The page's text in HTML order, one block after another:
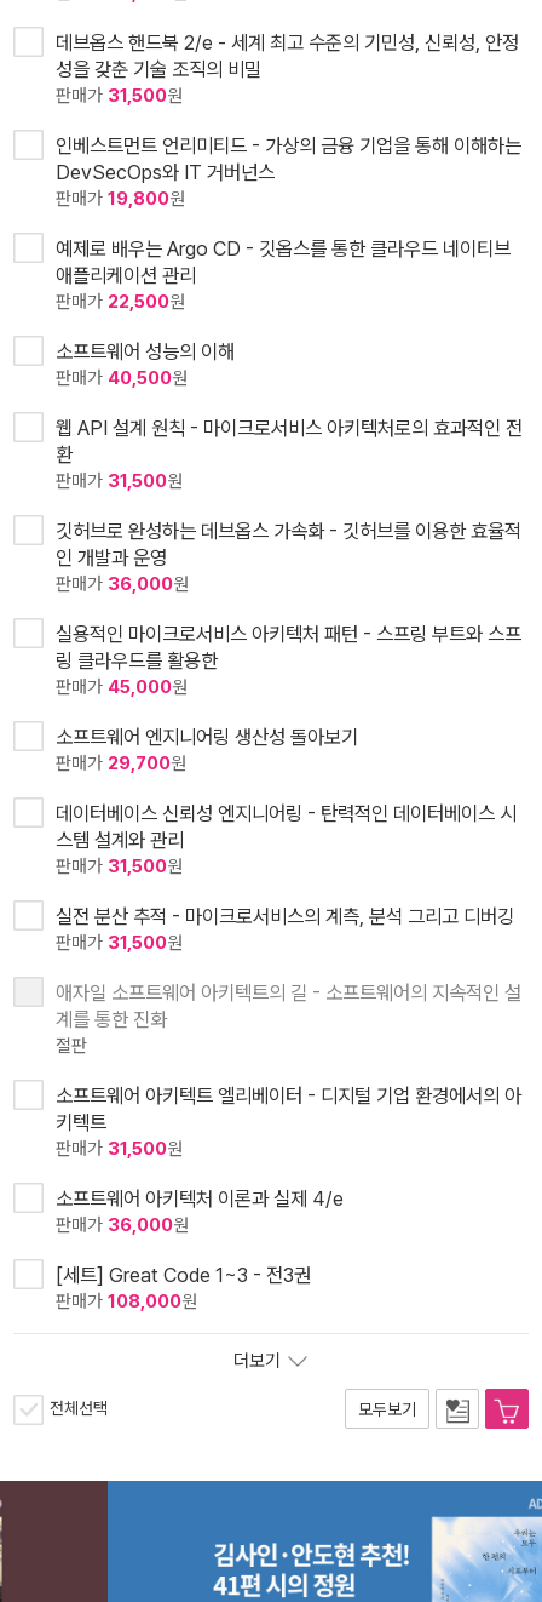
데브옵스 핸드북 2/e - 세계 최고 수준의 기민성, 신뢰성, 안정
성을 갖춘 기술 조직의 비밀
판매가 31,500원
인베스트먼트 언리미티드 - 가상의 금융 기업을 통해 이해하는
DevSecOps와 IT 거버넌스
판매가 19,800원
예제로 배우는 Argo CD - 깃옵스를 통한 클라우드 네이티브
애플리케이션 관리
판매가 22,500원
소프트웨어 성능의 이해
판매가 40,500원
웹 API 설계 원칙 - 마이크로서비스 아키텍처로의 효과적인 전
환
판매가 31,500원
깃허브로 완성하는 데브옵스 가속화 - 깃허브를 이용한 효율적
인 개발과 운영
판매가 36,000원
실용적인 마이크로서비스 아키텍처 패턴 - 스프링 부트와 스프
링 클라우드를 활용한
판매가 45,000원
소프트웨어 엔지니어링 생산성 돌아보기
판매가 29,700원
데이터베이스 신뢰성 엔지니어링 - 탄력적인 데이터베이스 시
스템 설계와 관리
판매가 31,500원
실전 분산 추적 - 마이크로서비스의 계측, 분석 그리고 디버깅
판매가 31,500원
애자일 소프트웨어 아키텍트의 길 - 소프트웨어의 지속적인 설
계를 통한 진화
절판
소프트웨어 아키텍트 엘리베이터 - 디지털 기업 환경에서의 아
키텍트
판매가 31,500원
소프트웨어 아키텍처 이론과 실제 4/e
판매가 36,000원
[세트] Great Code 1~3 - 전3권
판매가 108,000원
더보기
전체선택 모두보기